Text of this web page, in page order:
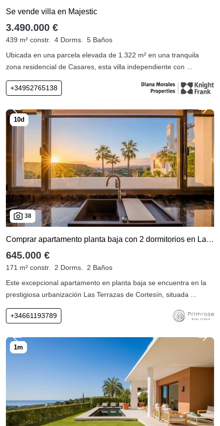
Se vende villa en Majestic
3.490.000 €
439 m² constr. 4 Dorms.
5 Baños
Ubicada en una parcela elevada de 1.322 m² en una tranquila
zona residencial de Casares, esta villa independiente con ...
+34952765138
38
Comprar apartamento planta baja con 2 dormitorios en Las Terrazas de Cortesín
645.000 €
171 m² constr. 2 Dorms.
2 Baños
Este excepcional apartamento en planta baja se encuentra en la
prestigiosa urbanización Las Terrazas de Cortesín, situada ...
+34661193789